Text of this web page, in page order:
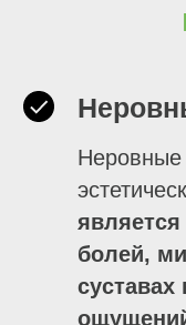
Неровные
болей,